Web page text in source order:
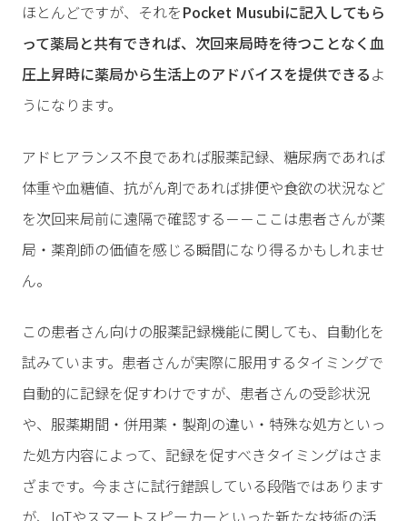
ほとんどですが、それをPocket Musubiに記入してもら
って薬局と共有できれば、次回来局時を待つことなく血
圧上昇時に薬局から生活上のアドバイスを提供できるよ
うになります。
アドヒアランス不良であれば服薬記録、糖尿病であれば
体重や血糖値、抗がん剤であれば排便や食欲の状況など
を次回来局前に遠隔で確認する－－ここは患者さんが薬
局・薬剤師の価値を感じる瞬間になり得るかもしれませ
ん。
この患者さん向けの服薬記録機能に関しても、自動化を
試みています。患者さんが実際に服用するタイミングで
自動的に記録を促すわけですが、患者さんの受診状況
や、服薬期間・併用薬・製剤の違い・特殊な処方といっ
た処方内容によって、記録を促すべきタイミングはさま
ざまです。今まさに試行錯誤している段階ではあります